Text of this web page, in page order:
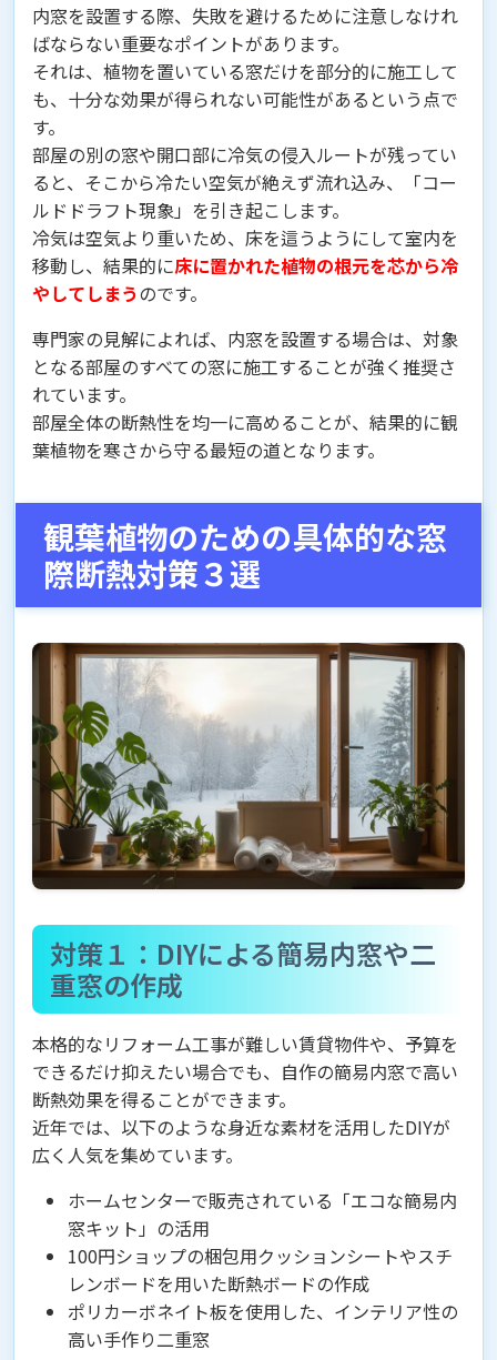
内窓を設置する際、失敗を避けるために注意しなけれ
ばならない重要なポイントがあります。
それは、植物を置いている窓だけを部分的に施工して
も、十分な効果が得られない可能性があるという点で
す。
部屋の別の窓や開口部に冷気の侵入ルートが残ってい
ると、そこから冷たい空気が絶えず流れ込み、「コー
ルドドラフト現象」を引き起こします。
冷気は空気より重いため、床を這うようにして室内を
移動し、結果的に床に置かれた植物の根元を芯から冷
やしてしまうのです。
専門家の見解によれば、内窓を設置する場合は、対象
となる部屋のすべての窓に施工することが強く推奨さ
れています。
部屋全体の断熱性を均一に高めることが、結果的に観
葉植物を寒さから守る最短の道となります。
観葉植物のための具体的な窓
際断熱対策３選
対策１：DIYによる簡易内窓や二
重窓の作成
本格的なリフォーム工事が難しい賃貸物件や、予算を
できるだけ抑えたい場合でも、自作の簡易内窓で高い
断熱効果を得ることができます。
近年では、以下のような身近な素材を活用したDIYが
広く人気を集めています。
ホームセンターで販売されている「エコな簡易内
窓キット」の活用
100円ショップの梱包用クッションシートやスチ
レンボードを用いた断熱ボードの作成
ポリカーボネイト板を使用した、インテリア性の
高い手作り二重窓